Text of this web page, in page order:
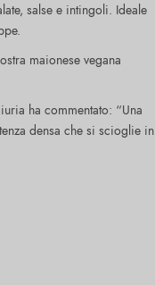
salse e intingoli. Ideale
maionese vegana
ha commentato: “Una
densa che si scioglie in